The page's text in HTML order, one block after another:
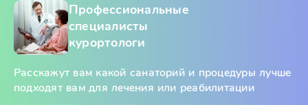
Профессиональные
специалисты
курортологи
Расскажут вам какой санаторий и процедуры лучше
подходят вам для лечения или реабилитации